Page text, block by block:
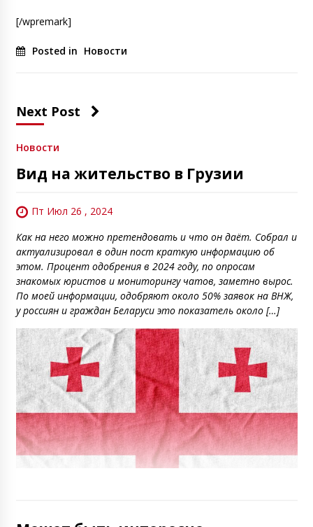
[/wpremark]
Posted in Новости
Next Post
Новости
Вид на жительство в Грузии
Пт Июл 26 , 2024
Как на него можно претендовать и что он даёт. Собрал и
актуализировал в один пост краткую информацию об
этом. Процент одобрения в 2024 году, по опросам
знакомых юристов и мониторингу чатов, заметно вырос.
По моей информации, одобряют около 50% заявок на ВНЖ,
у россиян и граждан Беларуси это показатель около […]